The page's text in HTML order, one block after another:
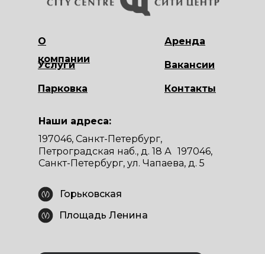
Наши адреса:
197046, Санкт-Петербург,
Петроградская наб., д. 18 А 197046,
Санкт-Петербург, ул. Чапаева, д. 5
Аренда
Услуги
О
компании
Парковка Контакты
Вакансии
Горьковская
Площадь Ленина